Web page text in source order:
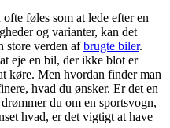
føles som at lede efter en
og varianter, kan det
store verden afbrugte biler.
eje en bil, der ikke blot er
køre. Men hvordan finder man
hvad du ønsker. Er det en
du om en sportsvogn,
hvad, er det vigtigt at have